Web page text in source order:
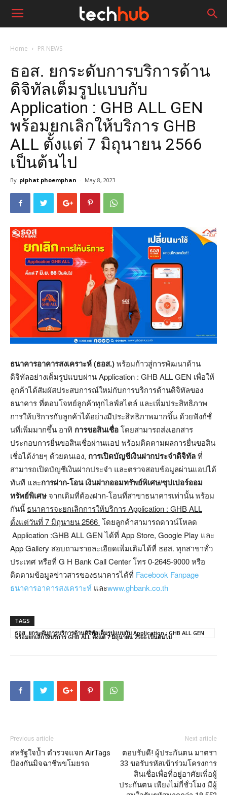
Home PR NEWS
ธอส. ยกระดับการบริการด้าน
ดิจิทัลเต็มรูปแบบกับ
Application : GHB ALL GEN
พร้อมยกเลิกให้บริการ GHB
ALL ตั้งแต่ 7 มิถุนายน 2566
เป็นต้นไป
By piphat phoemphan - May 8, 2023
ธนาคารอาคารสงเคราะห์ (ธอส.)พร้อมก้าวสู่การพัฒนาด้าน
ดิจิทัลอย่างเต็มรูปแบบผ่าน Application : GHB ALL GEN เพื่อให้
ลูกค้าได้สัมผัสประสบการณ์ใหม่กับการบริการด้านดิจิทัลของ
ธนาคาร ที่ตอบโจทย์ลูกค้าทุกไลฟ์สไตล์ และเพิ่มประสิทธิภาพ
การให้บริการกับลูกค้าได้อย่างมีประสิทธิภาพมากขึ้น ด้วยฟังก์ชั่
นที่เพิ่มมากขึ้น อาทิ การขอสินเชื่อโดยสามารถส่งเอกสาร
ประกอบการยื่นขอสินเชื่อผ่านแอป พร้อมติดตามผลการยื่นขอสิน
เชื่อได้ง่ายๆ ด้วยตนเอง, การเปิดบัญชีเงินฝากประจำดิจิทัลที่
สามารถเปิดบัญชีเงินฝากประจำ และตรวจสอบข้อมูลผ่านแอปได้
ทันที และการฝาก-โอน เงินฝากออมทรัพย์พิเศษ/ซุปเปอร์ออม
ทรัพย์พิเศษ จากเดิมที่ต้องฝาก-โอนที่สาขาธนาคารเท่านั้น พร้อม
กันนี้ ธนาคารจะยกเลิกการให้บริการApplication : GHB ALL
ตั้งแต่วันที่ 7 มิถุนายน 2566 โดยลูกค้าสามารถดาวน์โหลด
Application :GHB ALL GEN ได้ที่ App Store, Google Play และ
App Gallery สอบถามรายละเอียดเพิ่มเติมได้ที่ ธอส. ทุกสาขาทั่ว
ประเทศ หรือที่ G H Bank Call Center โทร 0-2645-9000 หรือ
ติดตามข้อมูลข่าวสารของธนาคารได้ที่ Facebook Fanpage
ธนาคารอาคารสงเคราะห์ และwww.ghbank.co.th
TAGS
ธอส. ยกระดับการบริการด้านดิจิทัลเต็มรูปแบบกับ Application : GHB ALL GEN
พร้อมยกเลิกให้บริการ GHB ALL ตั้งแต่ 7 มิถุนายน 2566 เป็นต้นไป
Previous article
สหรัฐใจป้ำ ตำรวจแจก AirTags
ป้องกันมิจฉาชีพขโมยรถ
Next article
ตอบรับดี! ผู้ประกันตน มาตรา
33 ขอรับรหัสเข้าร่วมโครงการ
สินเชื่อเพื่อที่อยู่อาศัยเพื่อผู้
ประกันตน เพียงไม่กี่ชั่วโมง มีผู้